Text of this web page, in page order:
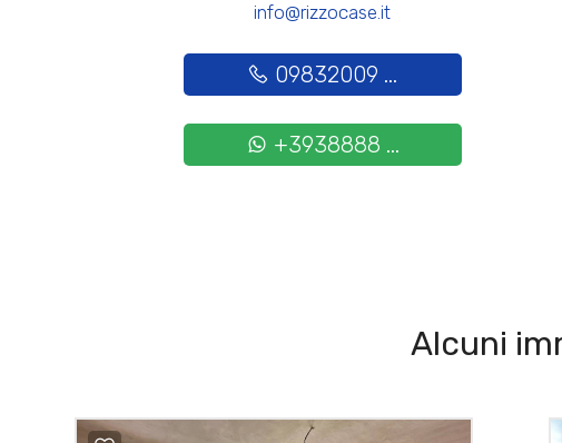
info@rizzocase.it
09832009 ...
+3938888 ...
Alcuni